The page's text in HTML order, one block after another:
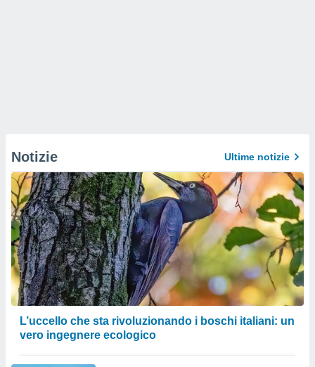
Notizie Ultime notizie
L’uccello che sta rivoluzionando i boschi italiani: un
vero ingegnere ecologico